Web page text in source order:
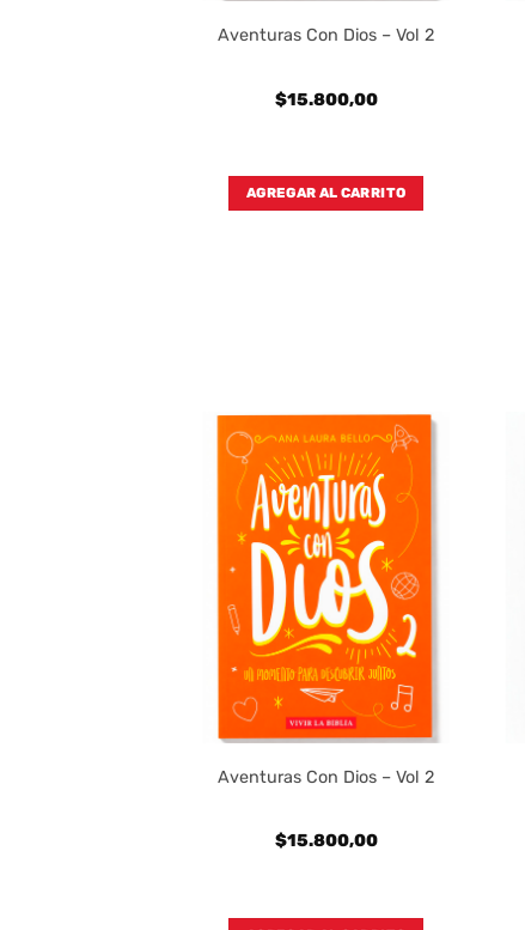
Aventuras Con Dios – Vol 2
$15.800,00
AGREGAR AL CARRITO
Aventuras Con Dios – Vol 2
$15.800,00